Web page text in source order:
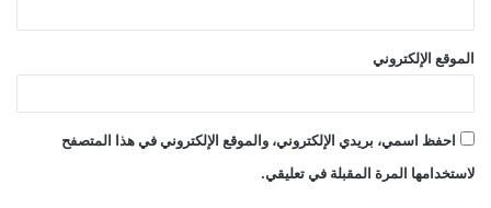
الموقع الإلكتروني
احفظ اسمي، بريدي الإلكتروني، والموقع الإلكتروني في هذا المتصفح
لاستخدامها المرة المقبلة في تعليقي.